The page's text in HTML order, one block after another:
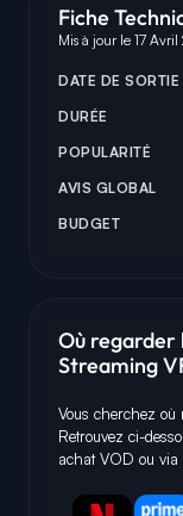
Fiche
Mis à jour le 17
DATE DE SORTIE
DURÉE
POPULARITÉ
AVIS GLOBAL
BUDGET
Où regarder
Streaming
Vous cherchez
Retrouvez ci-
achat VOD ou via